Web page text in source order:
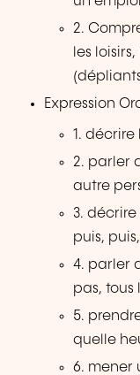
2.
les
Expression
1. décrire
2. parler
autre
3.
puis,
4. parler
pas, tous
5.
quelle
6. mener